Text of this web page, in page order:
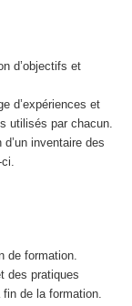
d’objectifs et
d’expériences et
utilisés par chacun.
inventaire des
de formation.
des pratiques
de la formation.